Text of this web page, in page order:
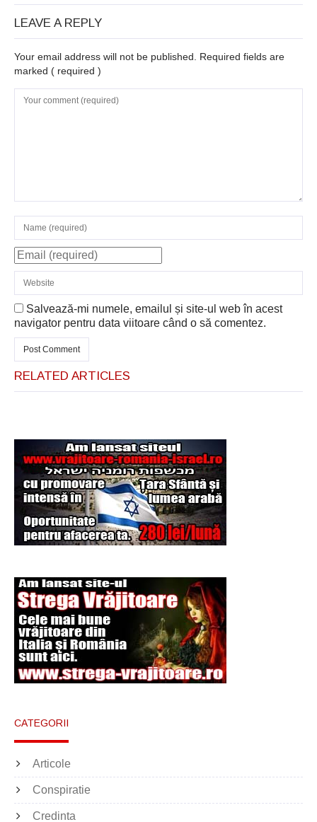
LEAVE A REPLY
Your email address will not be published. Required fields are
marked ( required )
Salvează-mi numele, emailul și site-ul web în acest
navigator pentru data viitoare când o să comentez.
RELATED ARTICLES
CATEGORII
Articole
Conspiratie
Credinta